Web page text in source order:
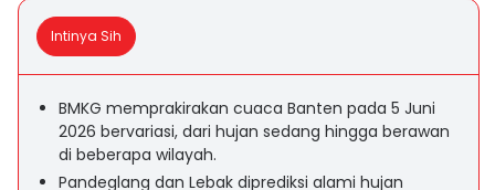
Intinya Sih
BMKG memprakirakan cuaca Banten pada 5 Juni
2026 bervariasi, dari hujan sedang hingga berawan
di beberapa wilayah.
Pandeglang dan Lebak diprediksi alami hujan